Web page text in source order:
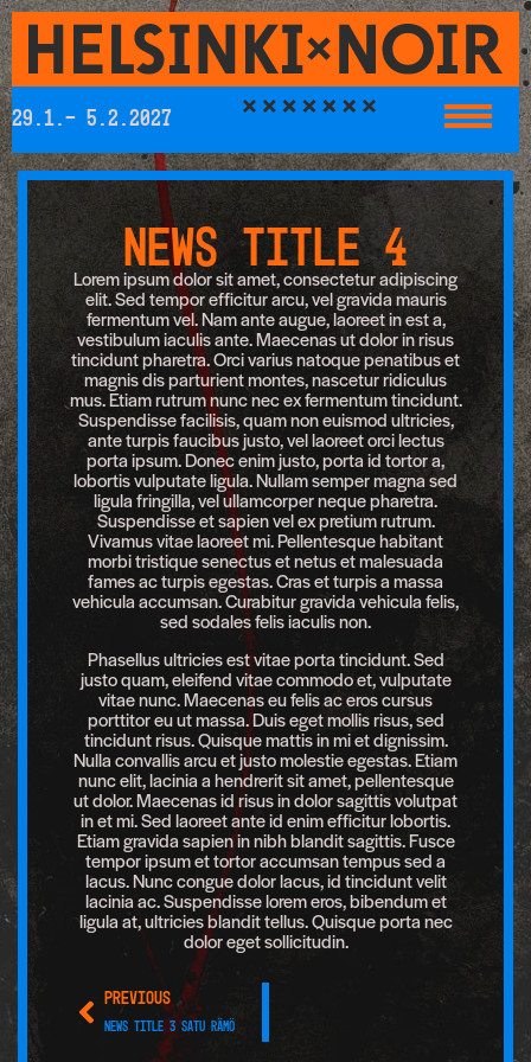
29.1.- 5.2.2027
News title 4
Lorem ipsum dolor sit amet, consectetur adipiscing
elit. Sed tempor efficitur arcu, vel gravida mauris
fermentum vel. Nam ante augue, laoreet in est a,
vestibulum iaculis ante. Maecenas ut dolor in risus
tincidunt pharetra. Orci varius natoque penatibus et
magnis dis parturient montes, nascetur ridiculus
mus. Etiam rutrum nunc nec ex fermentum tincidunt.
Suspendisse facilisis, quam non euismod ultricies,
ante turpis faucibus justo, vel laoreet orci lectus
porta ipsum. Donec enim justo, porta id tortor a,
lobortis vulputate ligula. Nullam semper magna sed
ligula fringilla, vel ullamcorper neque pharetra.
Suspendisse et sapien vel ex pretium rutrum.
Vivamus vitae laoreet mi. Pellentesque habitant
morbi tristique senectus et netus et malesuada
fames ac turpis egestas. Cras et turpis a massa
vehicula accumsan. Curabitur gravida vehicula felis,
sed sodales felis iaculis non.
Phasellus ultricies est vitae porta tincidunt. Sed
justo quam, eleifend vitae commodo et, vulputate
vitae nunc. Maecenas eu felis ac eros cursus
porttitor eu ut massa. Duis eget mollis risus, sed
tincidunt risus. Quisque mattis in mi et dignissim.
Nulla convallis arcu et justo molestie egestas. Etiam
nunc elit, lacinia a hendrerit sit amet, pellentesque
ut dolor. Maecenas id risus in dolor sagittis volutpat
in et mi. Sed laoreet ante id enim efficitur lobortis.
Etiam gravida sapien in nibh blandit sagittis. Fusce
tempor ipsum et tortor accumsan tempus sed a
lacus. Nunc congue dolor lacus, id tincidunt velit
lacinia ac. Suspendisse lorem eros, bibendum et
ligula at, ultricies blandit tellus. Quisque porta nec
dolor eget sollicitudin.
PREVIOUS
News title 3 Satu Rämö